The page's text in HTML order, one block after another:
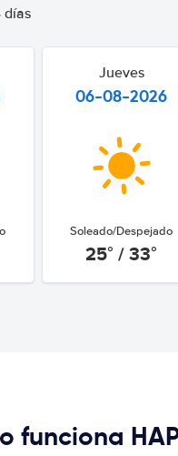
días
Jueves
06-08-2026
Soleado/Despejado
25° / 33°
funciona